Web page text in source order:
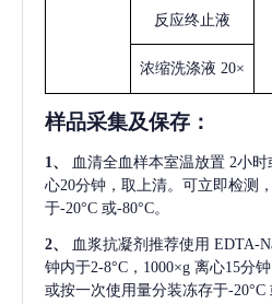
反应终止液
浓缩洗涤液 20×
样品采集及保存 ：
1、 血清全血样本室温放置 2小时
心20分钟，取上清。可立即检测
于-20°C 或-80°C。
2、 血浆抗凝剂推荐使用 EDTA-
钟内于2-8°C，1000×g 离心15分
或按一次使用量分装冻存于-20°C